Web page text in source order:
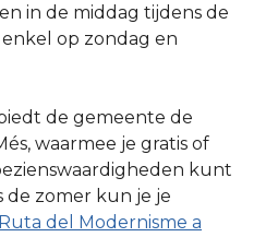
in de middag tijdens de
op zondag en
de gemeente de
waarmee je gratis of
kunt
de zomer kun je je
Ruta del Modernisme a